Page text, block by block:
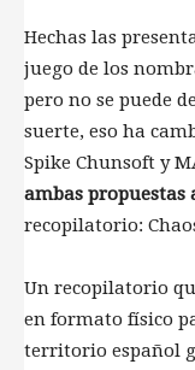
Hechas las
juego de los
pero no se puede
suerte, eso ha
Spike Chunsoft y
ambas
recopilatorio:
Un recopilatorio
en formato físico
territorio español